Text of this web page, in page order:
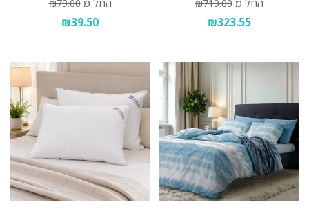
החל מ ₪719.00
₪323.55
החל מ ₪79.00
₪39.50